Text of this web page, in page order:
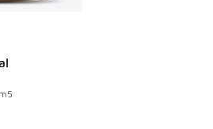
Der Preis ist von € 89,99 auf €